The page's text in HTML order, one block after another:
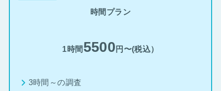
時間プラン
1時間 5500 円〜(税込）
3時間～の調査